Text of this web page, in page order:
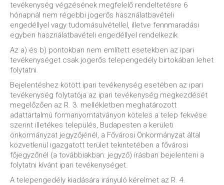
tevékenység végzésének megfelelő rendeltetésre 6
hónapnál nem régebbi jogerős használatbavételi
engedéllyel vagy tudomásulvétellel, illetve fennmaradási
egyben használatbavételi engedéllyel rendelkezik.
Az a) és b) pontokban nem említett esetekben az ipari
tevékenységet csak jogerős telepengedély birtokában lehet
folytatni.
Bejelentéshez kötött ipari tevékenység esetében az ipari
tevékenység folytatója az ipari tevékenység megkezdését
megelőzően az R. 3. mellékletben meghatározott
adattartalmú formanyomtatványon köteles a telep fekvése
szerint illetékes település, Budapesten a kerületi
önkormányzat jegyzőjénél, a Fővárosi Önkormányzat által
közvetlenül igazgatott terület tekintetében a fővárosi
főjegyzőnél (a továbbiakban: jegyző) írásban bejelenteni a
folytatni kívánt ipari tevékenységet.
A telepengedély kiadására irányuló kérelmet az R. 4.